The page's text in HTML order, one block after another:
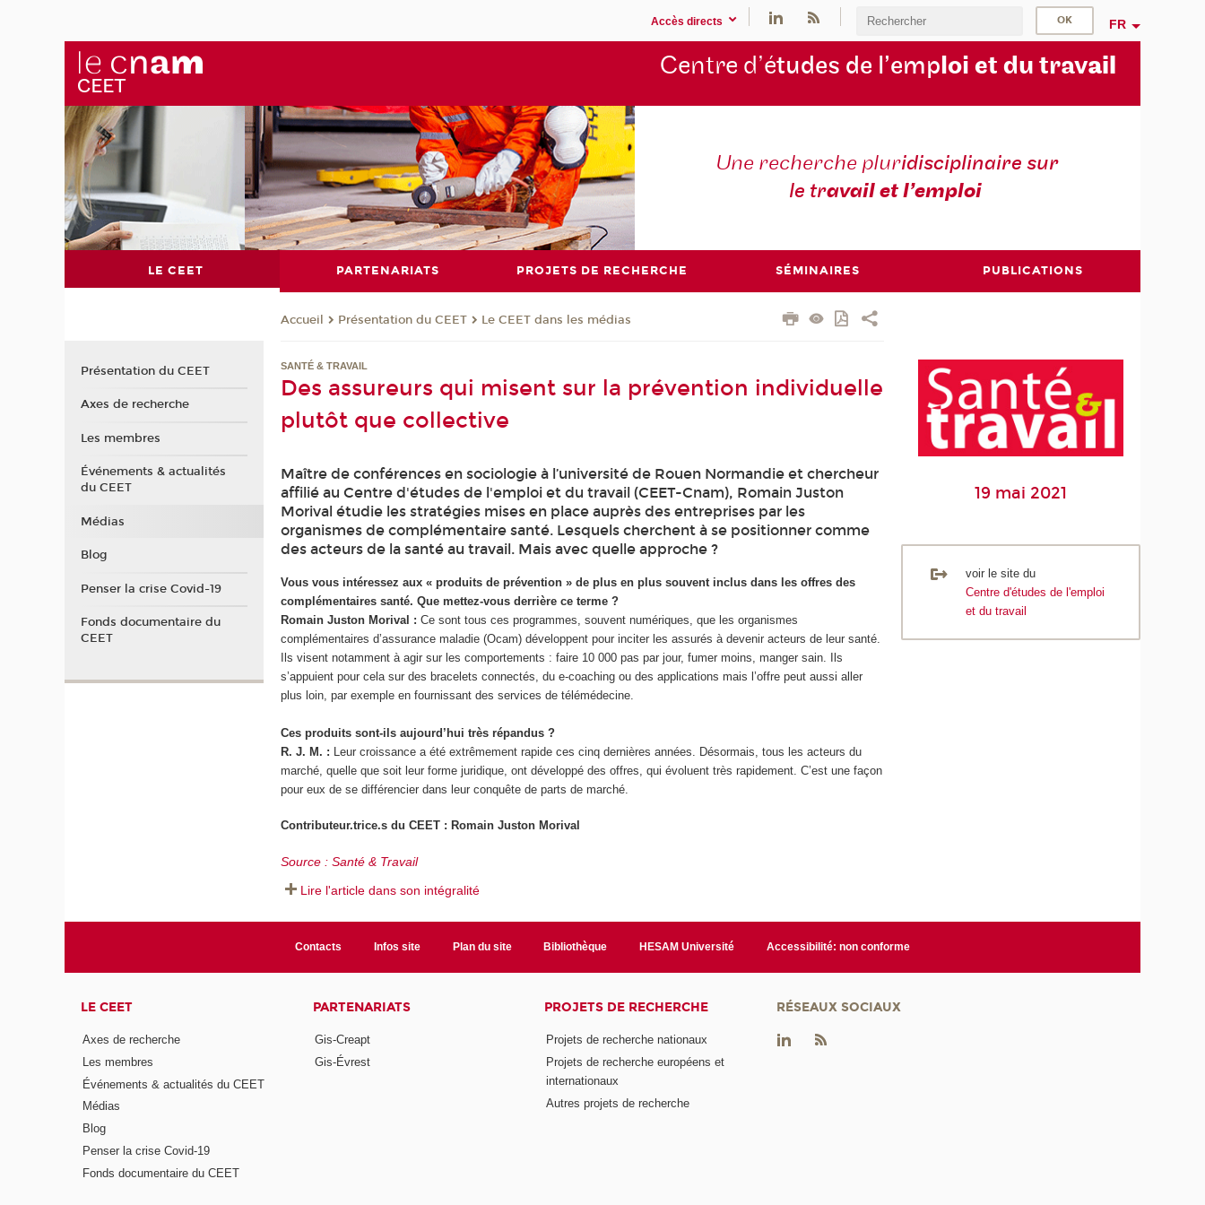
Accès directs FR
Centre d’études de l’emploi et du travail
Une recherche pluridisciplinaire sur
le travail et l’emploi
LE CEET PARTENARIATS PROJETS DE RECHERCHE SÉMINAIRES PUBLICATIONS
Accueil Présentation du CEET Le CEET dans les médias
SANTÉ & TRAVAIL
Des assureurs qui misent sur la prévention individuelle
plutôt que collective
Maître de conférences en sociologie à l’université de Rouen Normandie et chercheur
affilié au Centre d'études de l'emploi et du travail (CEET-Cnam), Romain Juston
Morival étudie les stratégies mises en place auprès des entreprises par les
organismes de complémentaire santé. Lesquels cherchent à se positionner comme
des acteurs de la santé au travail. Mais avec quelle approche ?
Vous vous intéressez aux « produits de prévention » de plus en plus souvent inclus dans les offres des
complémentaires santé. Que mettez-vous derrière ce terme ?
Romain Juston Morival : Ce sont tous ces programmes, souvent numériques, que les organismes
complémentaires d’assurance maladie (Ocam) développent pour inciter les assurés à devenir acteurs de leur santé.
Ils visent notamment à agir sur les comportements : faire 10 000 pas par jour, fumer moins, manger sain. Ils
s’appuient pour cela sur des bracelets connectés, du e-coaching ou des applications mais l’offre peut aussi aller
plus loin, par exemple en fournissant des services de télémédecine.
Ces produits sont-ils aujourd’hui très répandus ?
R. J. M. : Leur croissance a été extrêmement rapide ces cinq dernières années. Désormais, tous les acteurs du
marché, quelle que soit leur forme juridique, ont développé des offres, qui évoluent très rapidement. C’est une façon
pour eux de se différencier dans leur conquête de parts de marché.
Contributeur.trice.s du CEET : Romain Juston Morival
Source : Santé & Travail
Lire l'article dans son intégralité
19 mai 2021
voir le site du
Centre d'études de l'emploi
et du travail
Présentation du CEET
Axes de recherche
Les membres
Événements & actualités
du CEET
Médias
Blog
Penser la crise Covid-19
Fonds documentaire du
CEET
Contacts Infos site Plan du site Bibliothèque HESAM Université Accessibilité: non conforme
LE CEET
Axes de recherche
Les membres
Événements & actualités du CEET
Médias
Blog
Penser la crise Covid-19
Fonds documentaire du CEET
PARTENARIATS
Gis-Creapt
Gis-Évrest
PROJETS DE RECHERCHE
Projets de recherche nationaux
Projets de recherche européens et
internationaux
Autres projets de recherche
RÉSEAUX SOCIAUX